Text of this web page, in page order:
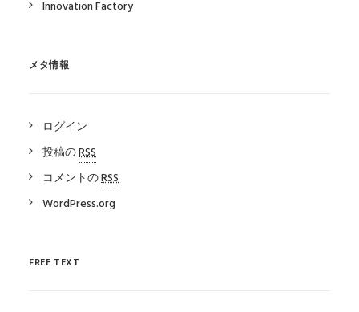
Innovation Factory
メタ情報
ログイン
投稿のRSS
コメントのRSS
WordPress.org
FREE TEXT